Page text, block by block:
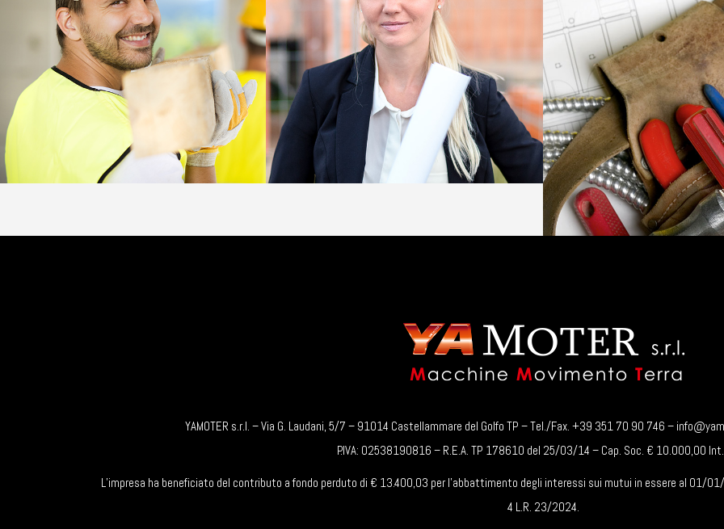
Henry Carroll
Carpenter
Diana Mason
Architect Funzionario
Civil Engineer
YAMOTER s.r.l. – Via G. Laudani, 5/7 – 91014 Castellammare del Golfo TP – Tel./Fax. +39 351 70 90 746 –
P.IVA: 02538190816 – R.E.A. TP 178610 del 25/03/14 – Cap. Soc. € 10.000,00
L’impresa ha beneficiato del contributo a fondo perduto di € 13.400,03 per l’abbattimento degli interessi sui mutui in essere al 01/
4 L.R. 23/2024.